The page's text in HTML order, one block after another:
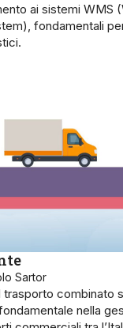
ai sistemi WMS
fondamentali
Sartor
trasporto combinato
nella